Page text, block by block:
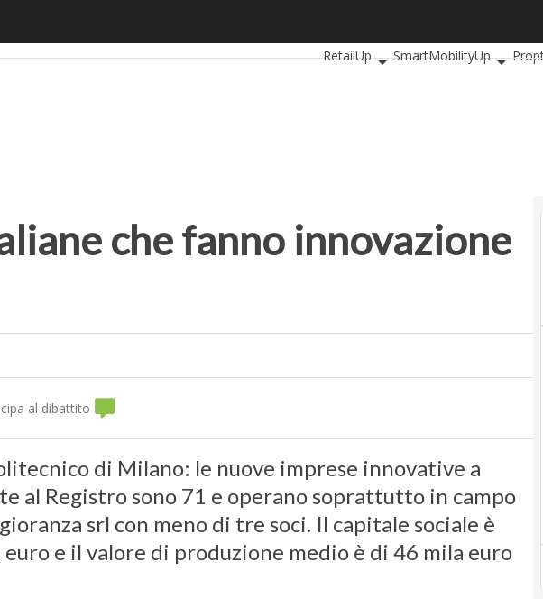
RetailUp
SmartMobilityUp
che fanno innovazione
al dibattito
di Milano: le nuove imprese innovative a
al Registro sono 71 e operano soprattutto in campo
srl con meno di tre soci. Il capitale sociale è
e il valore di produzione medio è di 46 mila euro